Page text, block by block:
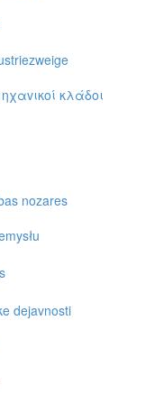
κλάδoι
nozares
dejavnosti